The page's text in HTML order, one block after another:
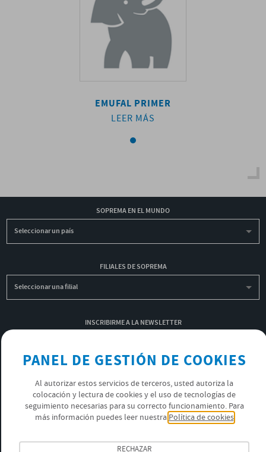
EMUFAL PRIMER
LEER MÁS
SOPREMA EN EL MUNDO
Seleccionar un país
FILIALES DE SOPREMA
Seleccionar una filial
INSCRIBIRME A LA NEWSLETTER
POLÍTICA DE PRIVACIDAD
ÚNETE AL EQUIPO SOPREMA
PANEL DE GESTIÓN DE COOKIES
Al autorizar estos servicios de terceros, usted autoriza la
colocación y lectura de cookies y el uso de tecnologías de
seguimiento necesarias para su correcto funcionamiento. Para
más información puedes leer nuestra Política de cookies
RECHAZAR